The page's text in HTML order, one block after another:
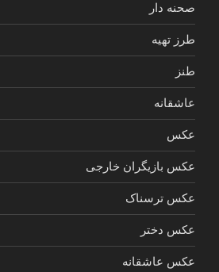
صحنه دار
طرز تهیه
طنز
عاشقانه
عکس
عکس بازیگران خارجی
عکس ترسناک
عکس دختر
عکس عاشقانه